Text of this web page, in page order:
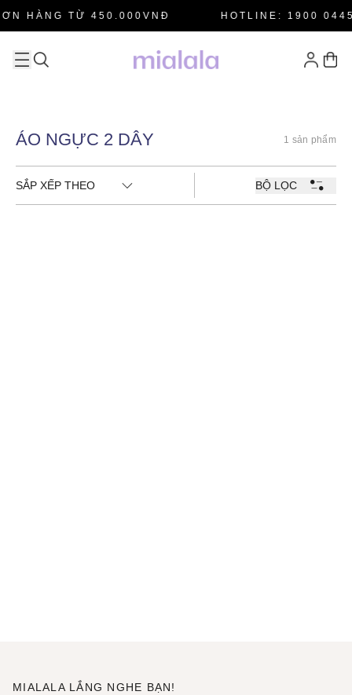
HÀNG TỪ 450.000VNĐ HOTLINE: 1900 0445
ÁO NGỰC 2 DÂY 1 sản phẩm
SẮP XẾP THEO BỘ LỌC
MIALALA LẮNG NGHE BẠN!